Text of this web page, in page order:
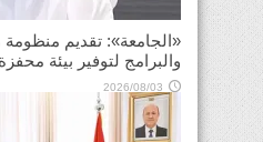
«الجامعة»: تقديم منظومة
والبرامج لتوفير بيئة محفزة
2026/08/03